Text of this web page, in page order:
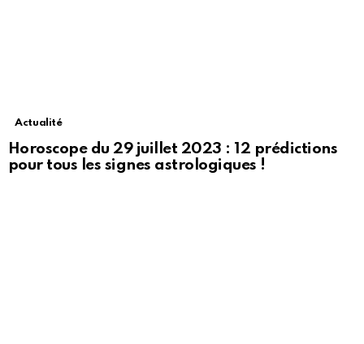
Actualité
Horoscope du 29 juillet 2023 : 12 prédictions
pour tous les signes astrologiques !